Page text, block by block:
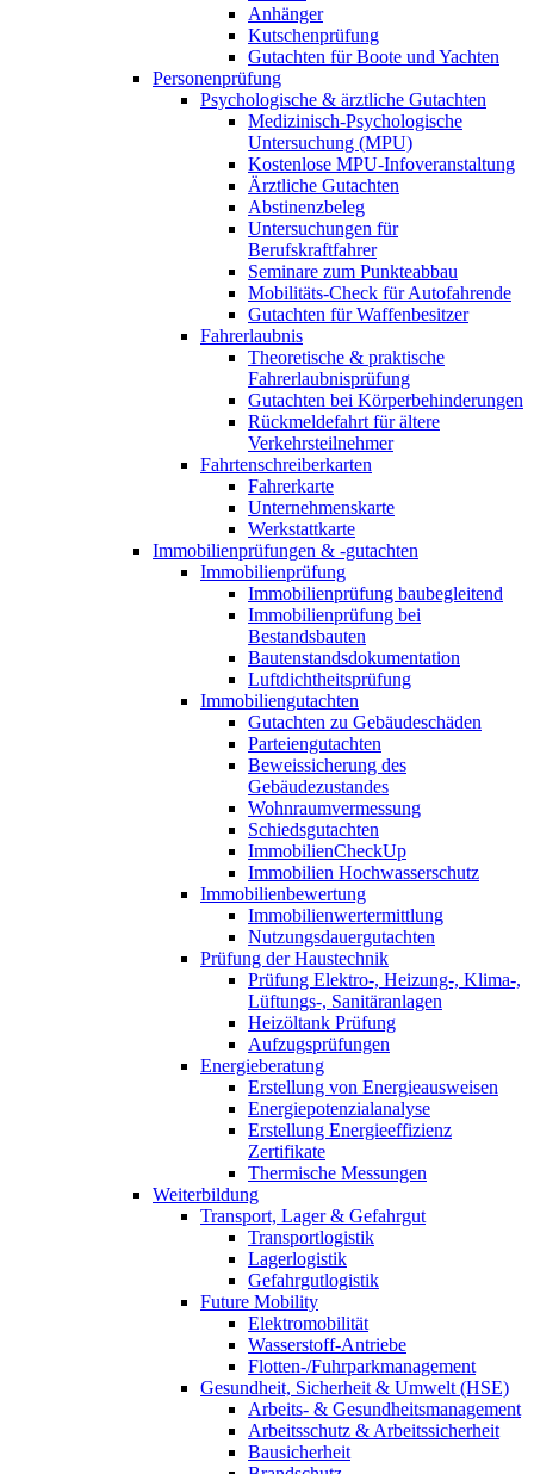
Anhänger
Kutschenprüfung
Gutachten für Boote und Yachten
Personenprüfung
Psychologische & ärztliche Gutachten
Medizinisch-Psychologische
Untersuchung (MPU)
Kostenlose MPU-Infoveranstaltung
Ärztliche Gutachten
Abstinenzbeleg
Untersuchungen für
Berufskraftfahrer
Seminare zum Punkteabbau
Mobilitäts-Check für Autofahrende
Gutachten für Waffenbesitzer
Fahrerlaubnis
Theoretische & praktische
Fahrerlaubnisprüfung
Gutachten bei Körperbehinderungen
Rückmeldefahrt für ältere
Verkehrsteilnehmer
Fahrtenschreiberkarten
Fahrerkarte
Unternehmenskarte
Werkstattkarte
Immobilienprüfungen & -gutachten
Immobilienprüfung
Immobilienprüfung baubegleitend
Immobilienprüfung bei
Bestandsbauten
Bautenstandsdokumentation
Luftdichtheitsprüfung
Immobiliengutachten
Gutachten zu Gebäudeschäden
Parteiengutachten
Beweissicherung des
Gebäudezustandes
Wohnraumvermessung
Schiedsgutachten
ImmobilienCheckUp
Immobilien Hochwasserschutz
Immobilienbewertung
Immobilienwertermittlung
Nutzungsdauergutachten
Prüfung der Haustechnik
Prüfung Elektro-, Heizung-, Klima-,
Lüftungs-, Sanitäranlagen
Heizöltank Prüfung
Aufzugsprüfungen
Energieberatung
Erstellung von Energieausweisen
Energiepotenzialanalyse
Erstellung Energieeffizienz
Zertifikate
Thermische Messungen
Weiterbildung
Transport, Lager & Gefahrgut
Transportlogistik
Lagerlogistik
Gefahrgutlogistik
Future Mobility
Elektromobilität
Wasserstoff-Antriebe
Flotten-/Fuhrparkmanagement
Gesundheit, Sicherheit & Umwelt (HSE)
Arbeits- & Gesundheitsmanagement
Arbeitsschutz & Arbeitssicherheit
Bausicherheit